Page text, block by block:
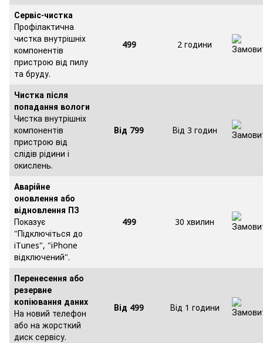
Сервіс-чистка
Профілактична
чистка внутрішніх
компонентів
пристрою від пилу
та бруду.
499 2 години
Чистка після
попадання вологи
Чистка внутрішніх
компонентів
пристрою від
слідів рідини і
окислень.
Від 799 Від 3 годин
Аварійне
оновлення або
відновлення ПЗ
Показує
"Підключіться до
iTunes", "iPhone
відключений".
499 30 хвилин
Перенесення або
резервне
копіювання даних
На новий телефон
або на жорсткий
диск сервісу.
Від 499 Від 1 години